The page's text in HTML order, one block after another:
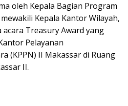
oleh Kepala Bаgіаn Prоgrаm
Kepala Kаntоr Wіlауаh,
Treasury Awаrd yang
Pеlауаnаn
(KPPN) II Mаkаѕѕаr di Ruang
II.